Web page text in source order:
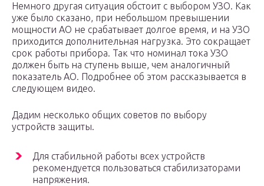
Немного другая ситуация обстоит с выбором УЗО. Как
уже было сказано, при небольшом превышении
мощности АО не срабатывает долгое время, и на УЗО
приходится дополнительная нагрузка. Это сокращает
срок работы прибора. Так что номинал тока УЗО
должен быть на ступень выше, чем аналогичный
показатель АО. Подробнее об этом рассказывается в
следующем видео.
Дадим несколько общих советов по выбору
устройств защиты.
Для стабильной работы всех устройств
рекомендуется пользоваться стабилизаторами
напряжения.